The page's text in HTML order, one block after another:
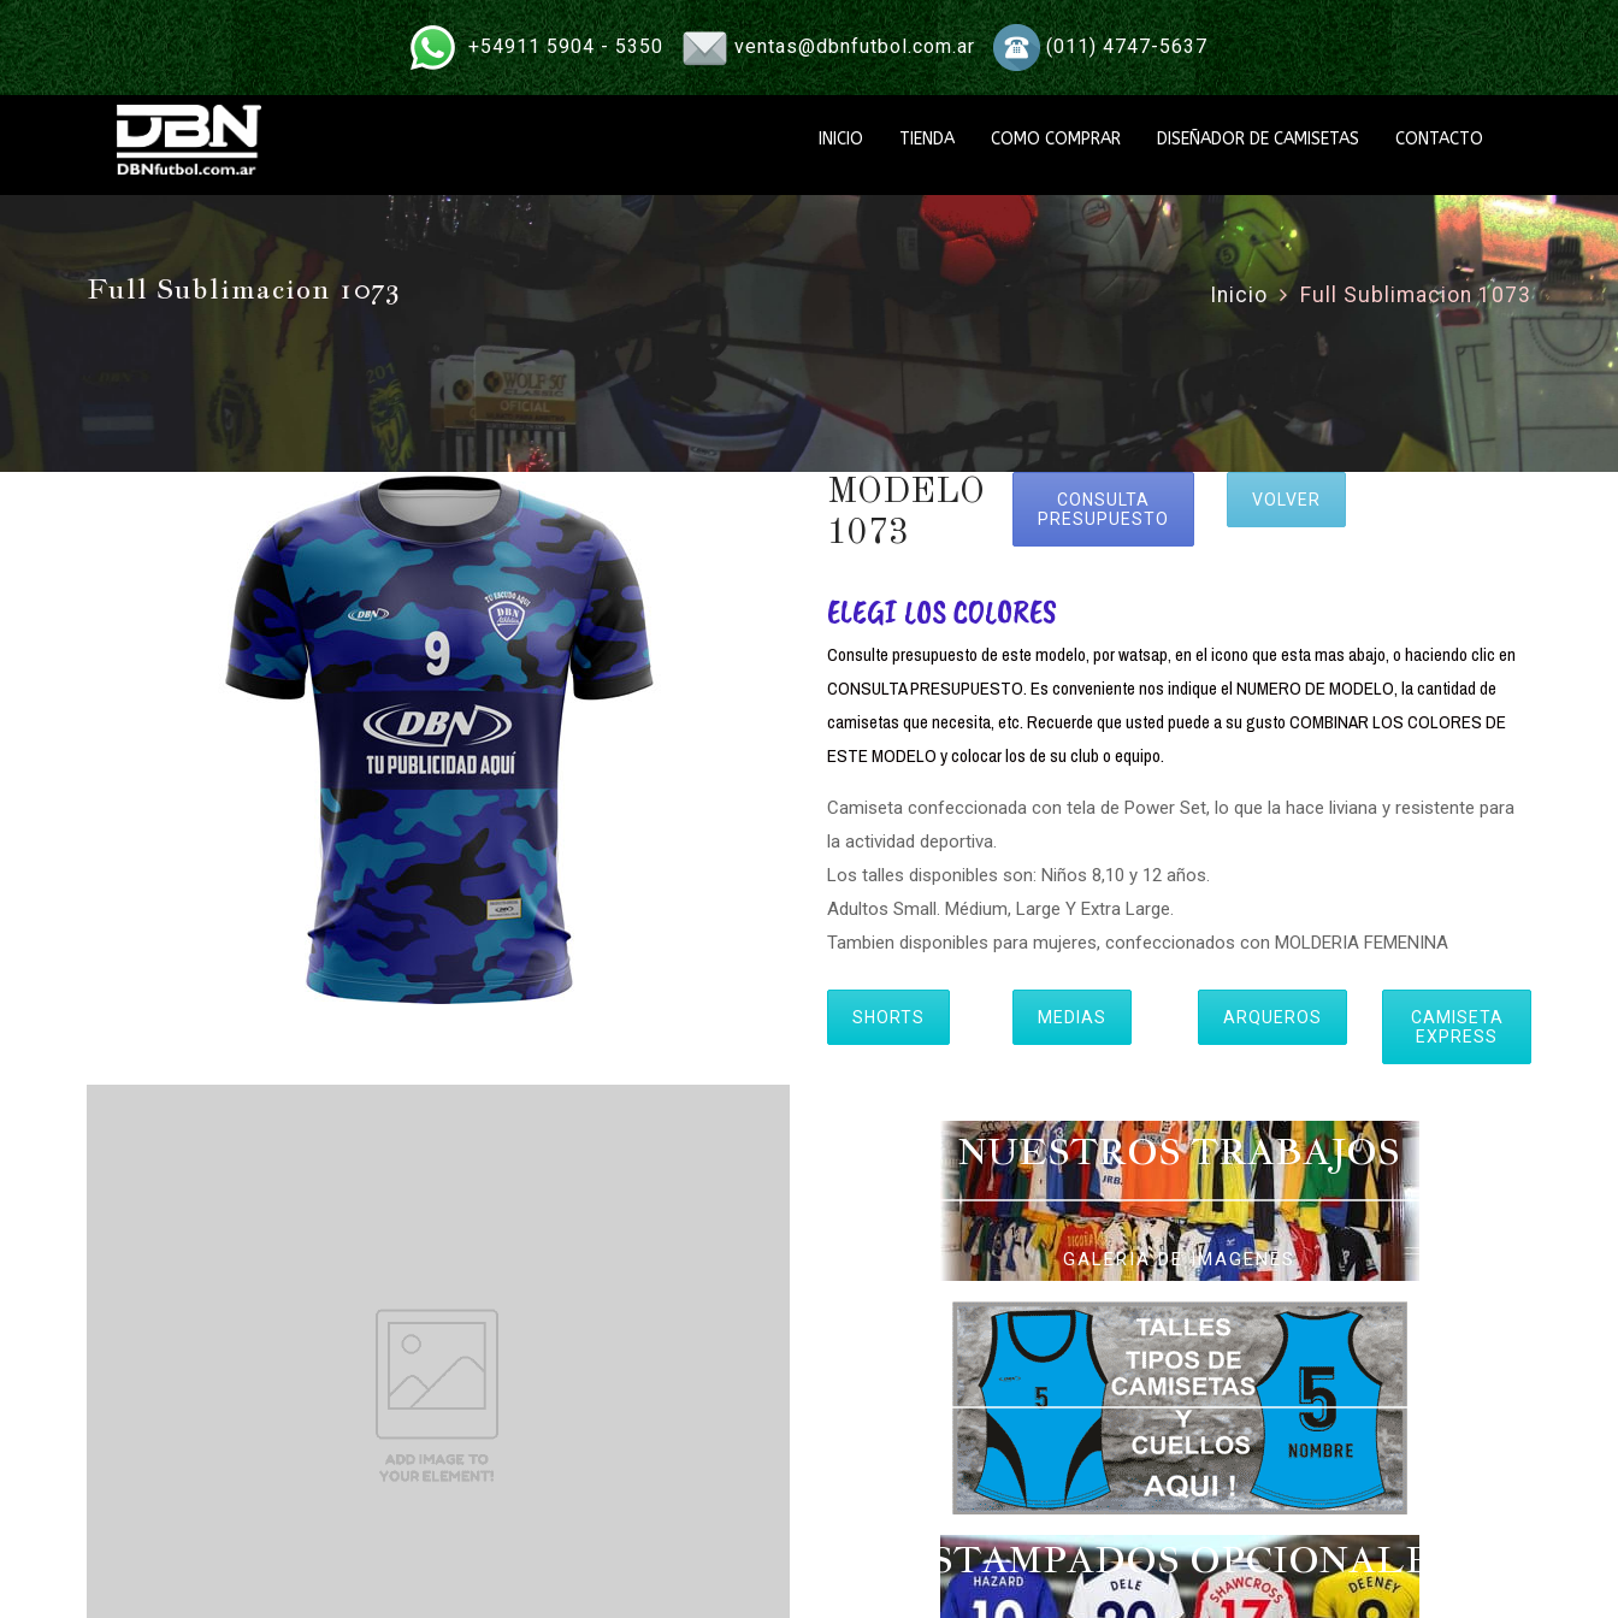
+54911 5904 - 5350 ventas@dbnfutbol.com.ar (011) 4747-5637
INICIO TIENDA COMO COMPRAR DISEÑADOR DE CAMISETAS CONTACTO
Full Sublimacion 1073 Inicio Full Sublimacion 1073
MODELO
1073
CONSULTA
PRESUPUESTO
VOLVER
ELEGI LOS COLORES
Consulte presupuesto de este modelo, por watsap, en el icono que esta mas abajo, o haciendo clic en
CONSULTA PRESUPUESTO. Es conveniente nos indique el NUMERO DE MODELO, la cantidad de
camisetas que necesita, etc. Recuerde que usted puede a su gusto COMBINAR LOS COLORES DE
ESTE MODELO y colocar los de su club o equipo.
Camiseta confeccionada con tela de Power Set, lo que la hace liviana y resistente para
la actividad deportiva.
Los talles disponibles son: Niños 8,10 y 12 años.
Adultos Small. Médium, Large Y Extra Large.
Tambien disponibles para mujeres, confeccionados con MOLDERIA FEMENINA
SHORTS MEDIAS ARQUEROS
CAMISETA
EXPRESS
NUESTROS TRABAJOS
GALERIA DE IMAGENES
ESTAMPADOS OPCIONALES